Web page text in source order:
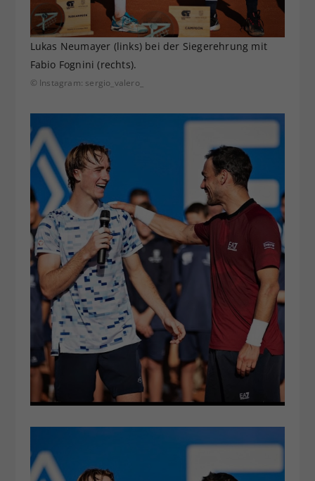
Lukas Neumayer (links) bei der Siegerehrung mit
Fabio Fognini (rechts).
© Instagram: sergio_valero_